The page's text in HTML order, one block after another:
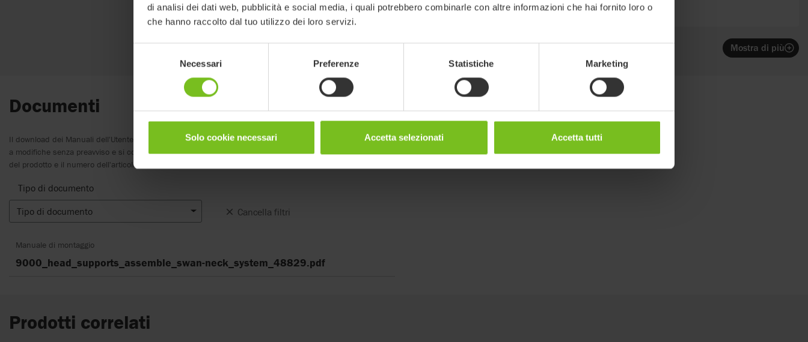
di analisi dei dati web, pubblicità e social media, i quali potrebbero combinarle con altre informazioni che hai fornito loro o
che hanno raccolto dal tuo utilizzo dei loro servizi.
Necessari Preferenze Statistiche Marketing
Solo cookie necessari Accetta selezionati Accetta tutti
Mostra di più
Documenti
Il download dei Manuali dell'Utente è inteso solo per scopi utili. I prodotti in oggetto possono essere soggetti
a modifiche senza preavviso e si consiglia, a discrezione del lettore, di verificare la coerenza con la versione
del prodotto e il numero dell'articolo, nonché la traduzione appropriata.
Tipo di documento
Tipo di documento
Cancella filtri
Manuale di montaggio
9000_head_supports_assemble_swan-neck_system_48829.pdf
Prodotti correlati